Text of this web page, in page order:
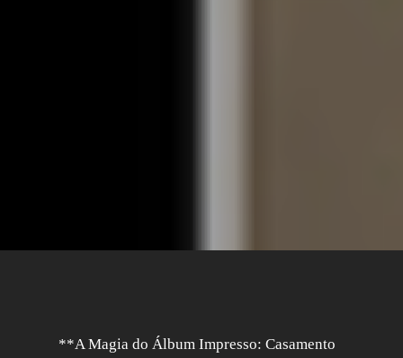
**A Magia do Álbum Impresso: Casamento